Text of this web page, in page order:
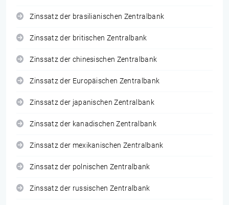
Zinssatz der brasilianischen Zentralbank
Zinssatz der britischen Zentralbank
Zinssatz der chinesischen Zentralbank
Zinssatz der Europäischen Zentralbank
Zinssatz der japanischen Zentralbank
Zinssatz der kanadischen Zentralbank
Zinssatz der mexikanischen Zentralbank
Zinssatz der polnischen Zentralbank
Zinssatz der russischen Zentralbank